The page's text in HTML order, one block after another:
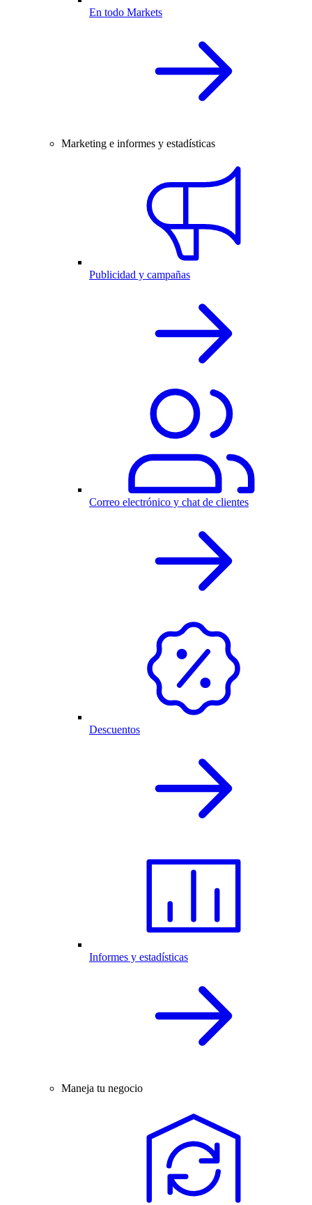
En todo Markets
Marketing e informes y estadísticas
Publicidad y campañas
Correo electrónico y chat de clientes
Descuentos
Informes y estadísticas
Maneja tu negocio